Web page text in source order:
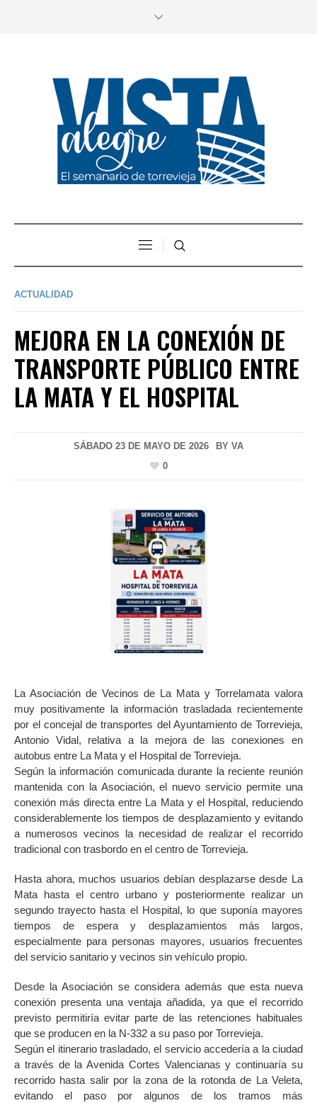
ACTUALIDAD
MEJORA EN LA CONEXIÓN DE
TRANSPORTE PÚBLICO ENTRE
LA MATA Y EL HOSPITAL
SÁBADO 23 DE MAYO DE 2026 BY VA
0
La Asociación de Vecinos de La Mata y Torrelamata valora
muy positivamente la información trasladada recientemente
por el concejal de transportes del Ayuntamiento de Torrevieja,
Antonio Vidal, relativa a la mejora de las conexiones en
autobus entre La Mata y el Hospital de Torrevieja.
Según la información comunicada durante la reciente reunión
mantenida con la Asociación, el nuevo servicio permite una
conexión más directa entre La Mata y el Hospital, reduciendo
considerablemente los tiempos de desplazamiento y evitando
a numerosos vecinos la necesidad de realizar el recorrido
tradicional con trasbordo en el centro de Torrevieja.
Hasta ahora, muchos usuarios debían desplazarse desde La
Mata hasta el centro urbano y posteriormente realizar un
segundo trayecto hasta el Hospital, lo que suponía mayores
tiempos de espera y desplazamientos más largos,
especialmente para personas mayores, usuarios frecuentes
del servicio sanitario y vecinos sin vehículo propio.
Desde la Asociación se considera además que esta nueva
conexión presenta una ventaja añadida, ya que el recorrido
previsto permitiría evitar parte de las retenciones habituales
que se producen en la N-332 a su paso por Torrevieja.
Según el itinerario trasladado, el servicio accedería a la ciudad
a través de la Avenida Cortes Valencianas y continuaría su
recorrido hasta salir por la zona de la rotonda de La Veleta,
evitando el paso por algunos de los tramos más